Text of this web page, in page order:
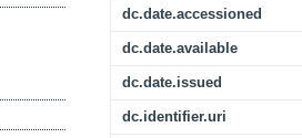
dc.date.accessioned
dc.date.available
dc.date.issued
dc.identifier.uri